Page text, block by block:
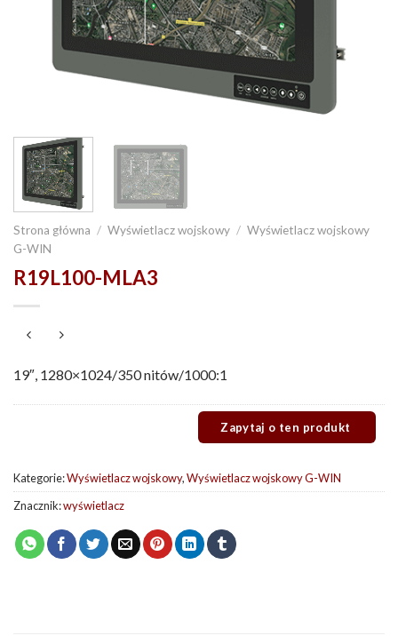
Strona główna / Wyświetlacz wojskowy / Wyświetlacz wojskowy
G-WIN
R19L100-MLA3
19″, 1280×1024/350 nitów/1000:1
Kategorie:Wyświetlacz wojskowy,Wyświetlacz wojskowy G-WIN
Znacznik:wyświetlacz